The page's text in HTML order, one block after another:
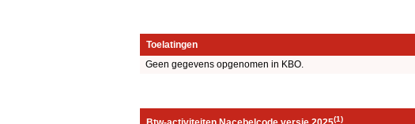
Toelatingen
Geen gegevens opgenomen in KBO.
(1)